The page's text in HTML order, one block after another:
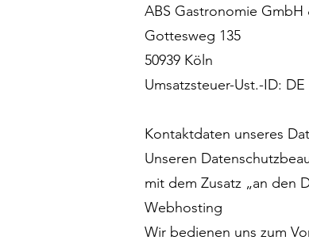
ABS Gastronomie GmbH
Gottesweg 135
50939 Köln
Umsatzsteuer-Ust.-ID: DE
Kontaktdaten unseres
Unseren
mit dem Zusatz „an den
Webhosting
Wir bedienen uns zum